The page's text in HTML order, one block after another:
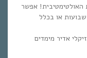
האולטימטיבית! אפשר
או בכלל
אדיר מימדים